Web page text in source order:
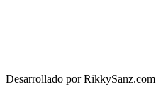
Desarrollado por RikkySanz.com